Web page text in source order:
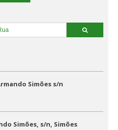
Simões s/n
Simões, s/n, Simões